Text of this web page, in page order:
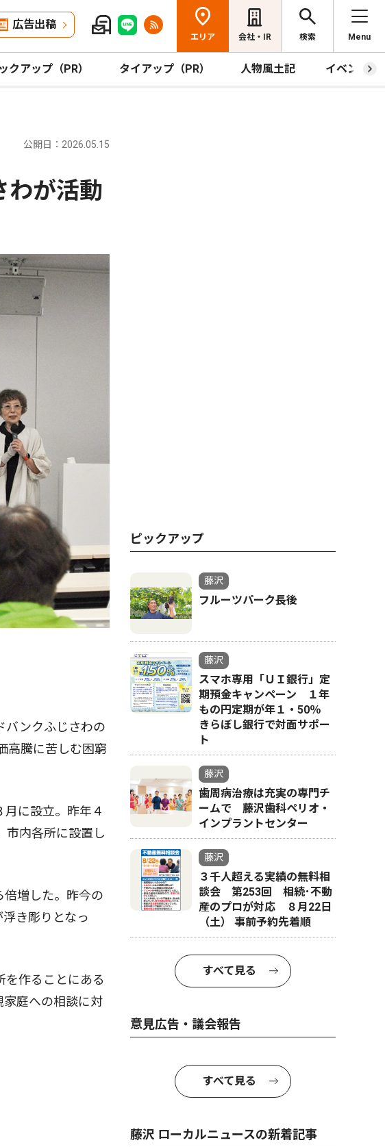
広告出稿
エリア 会社・IR 検索 Menu
クアップ（PR） タイアップ（PR） 人物風土記 イベント
公開日：2026.05.15
わが活動
バンクふじさわの
高騰に苦しむ困窮
に設立。昨年４
市内各所に設置し
増した。昨今の
き彫りとなっ
作ることにある
家庭への相談に対
ピックアップ
藤沢
フルーツパーク長後
藤沢
スマホ専用「ＵＩ銀行」定
期預金キャンペーン １年
もの円定期が年１・50％
きらぼし銀行で対面サポー
ト
藤沢
歯周病治療は充実の専門チ
ームで 藤沢歯科ペリオ・
インプラントセンター
藤沢
３千人超える実績の無料相
談会 第253回 相続･不動
産のプロが対応 ８月22日
（土） 事前予約先着順
すべて見る
意見広告・議会報告
すべて見る
藤沢 ローカルニュースの新着記事